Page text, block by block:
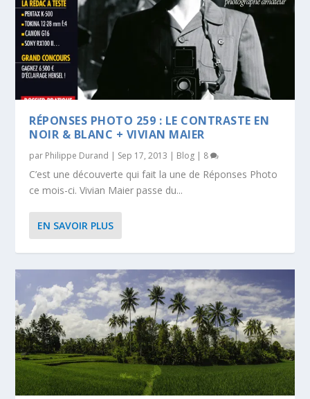
RÉPONSES PHOTO 259 : LE CONTRASTE EN
NOIR & BLANC + VIVIAN MAIER
par Philippe Durand | Sep 17, 2013 | Blog | 8
C’est une découverte qui fait la une de Réponses Photo
ce mois-ci. Vivian Maier passe du...
EN SAVOIR PLUS